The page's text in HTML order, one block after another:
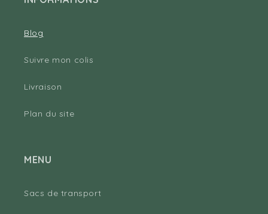
Blog
Suivre mon colis
Livraison
Plan du site
MENU
Sacs de transport